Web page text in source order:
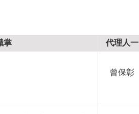
掌 代理人一
曾保彰